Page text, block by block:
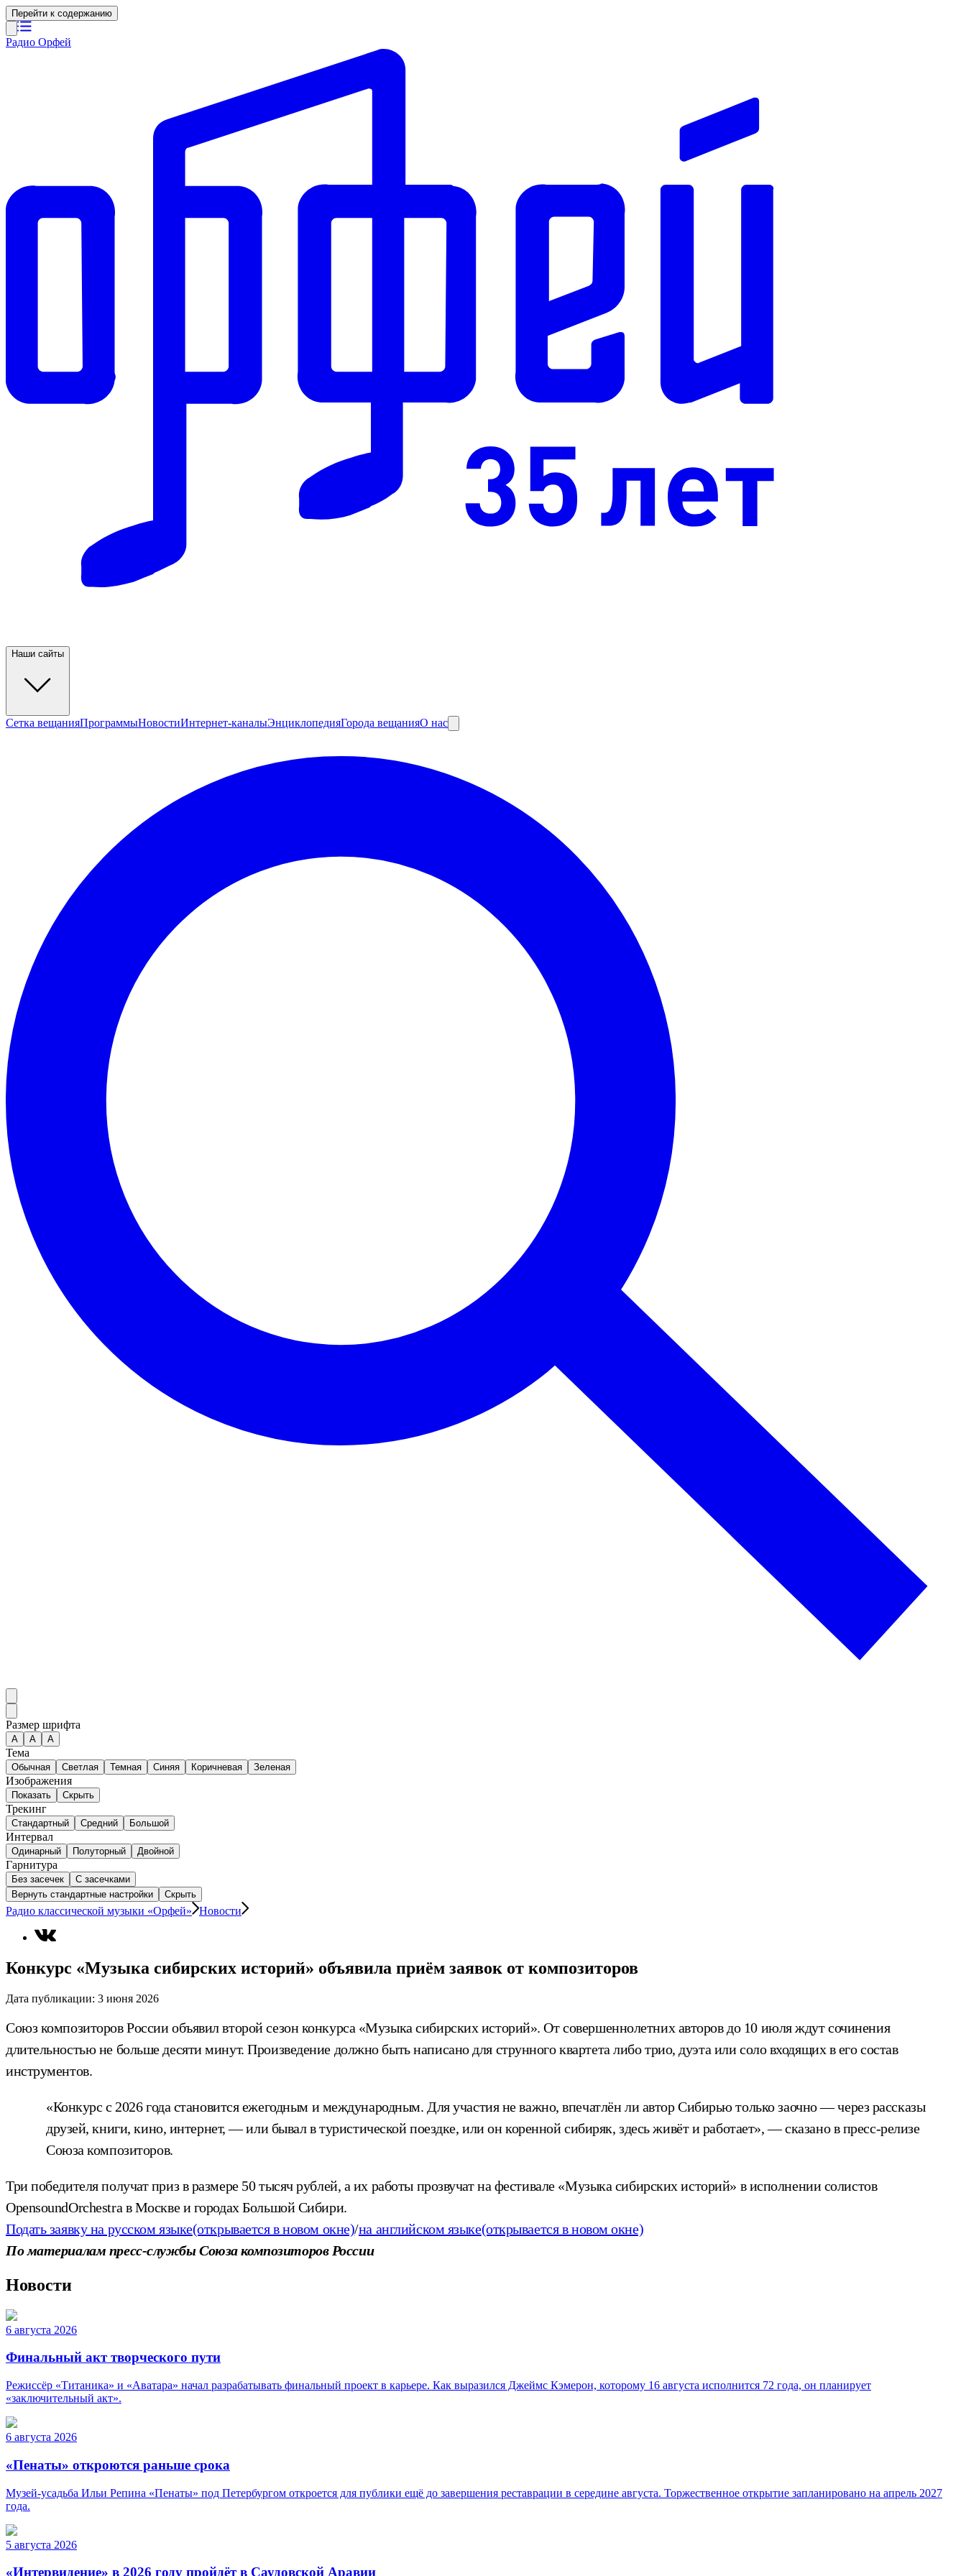
Перейти к содержанию
Радио Орфей
Наши сайты
Сетка вещанияПрограммыНовостиИнтернет-каналыЭнциклопедияГорода вещанияО нас
Размер шрифта
А A A
Тема
Обычная Светлая Темная Синяя Коричневая Зеленая
Изображения
Показать Скрыть
Трекинг
Стандартный Средний Большой
Интервал
Одинарный Полуторный Двойной
Гарнитура
Без засечек
С засечками
Вернуть стандартные настройки
Скрыть
Радио классической музыки «Орфей» Новости
Конкурс «Музыка сибирских историй» объявила приём заявок от композиторов
Дата публикации: 3 июня 2026
Союз композиторов России объявил второй сезон конкурса «Музыка сибирских историй». От совершеннолетних авторов до 10 июля ждут сочинения
длительностью не больше десяти минут. Произведение должно быть написано для струнного квартета либо трио, дуэта или соло входящих в его состав
инструментов.
«Конкурс с 2026 года становится ежегодным и международным. Для участия не важно, впечатлён ли автор Сибирью только заочно — через рассказы
друзей, книги, кино, интернет, — или бывал в туристической поездке, или он коренной сибиряк, здесь живёт и работает», — сказано в пресс-релизе
Союза композиторов.
Три победителя получат приз в размере 50 тысяч рублей, а их работы прозвучат на фестивале «Музыка сибирских историй» в исполнении солистов
OpensoundOrchestra в Москве и городах Большой Сибири.
Подать заявку на русском языке(открывается в новом окне)/на английском языке(открывается в новом окне)
По материалам пресс-службы Союза композиторов России
Новости
6 августа 2026
Финальный акт творческого пути
Режиссёр «Титаника» и «Аватара» начал разрабатывать финальный проект в карьере. Как выразился Джеймс Кэмерон, которому 16 августа исполнится 72 года, он планирует
«заключительный акт».
6 августа 2026
«Пенаты» откроются раньше срока
Музей-усадьба Ильи Репина «Пенаты» под Петербургом откроется для публики ещё до завершения реставрации в середине августа. Торжественное открытие запланировано на апрель 2027
года.
5 августа 2026
«Интервидение» в 2026 году пройдёт в Саудовской Аравии